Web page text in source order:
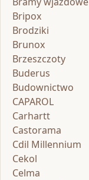
Bripox
Brodziki
Brunox
Brzeszczoty
Buderus
Budownictwo
CAPAROL
Carhartt
Castorama
Cdil Millennium
Cekol
Celma